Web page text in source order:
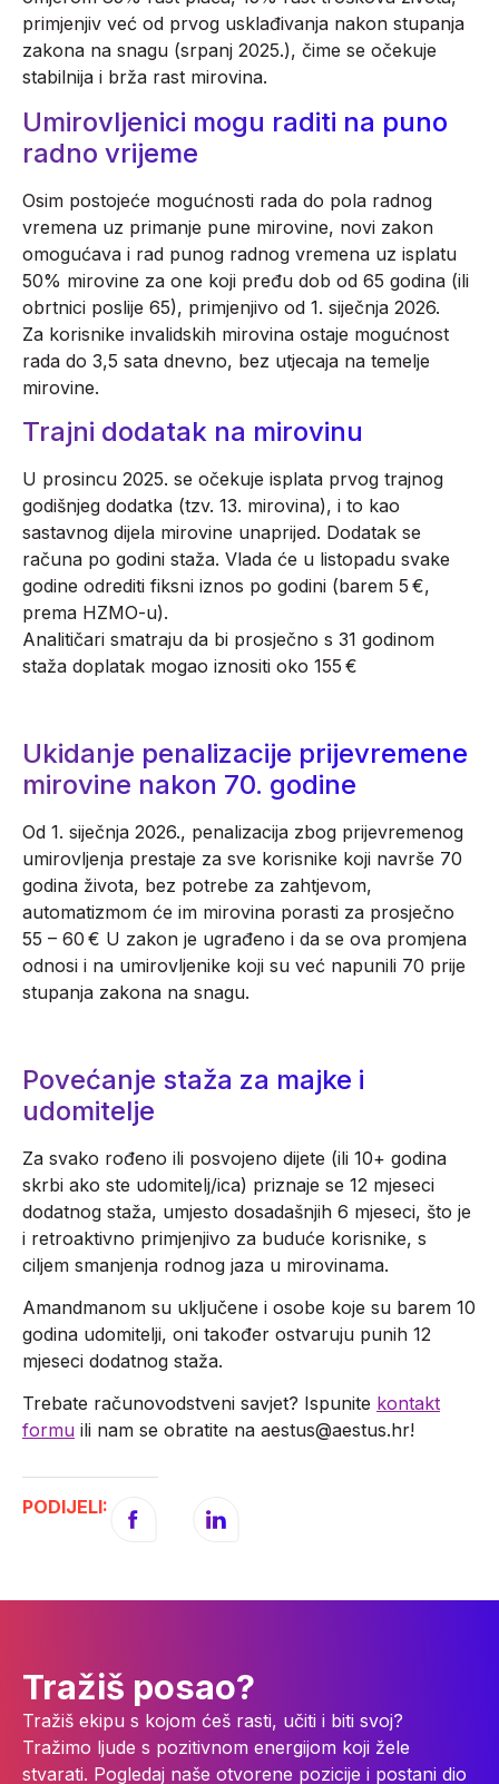
primjenjiv već od prvog usklađivanja nakon stupanja
zakona na snagu (srpanj 2025.), čime se očekuje
stabilnija i brža rast mirovina.
Umirovljenici mogu raditi na puno
radno vrijeme
Osim postojeće mogućnosti rada do pola radnog
vremena uz primanje pune mirovine, novi zakon
omogućava i rad punog radnog vremena uz isplatu
50% mirovine za one koji pređu dob od 65 godina (ili
obrtnici poslije 65), primjenjivo od 1. siječnja 2026.
Za korisnike invalidskih mirovina ostaje mogućnost
rada do 3,5 sata dnevno, bez utjecaja na temelje
mirovine.
Trajni dodatak na mirovinu
U prosincu 2025. se očekuje isplata prvog trajnog
godišnjeg dodatka (tzv. 13. mirovina), i to kao
sastavnog dijela mirovine unaprijed. Dodatak se
računa po godini staža. Vlada će u listopadu svake
godine odrediti fiksni iznos po godini (barem 5 €,
prema HZMO-u).
Analitičari smatraju da bi prosječno s 31 godinom
staža doplatak mogao iznositi oko 155 €
Ukidanje penalizacije prijevremene
mirovine nakon 70. godine
Od 1. siječnja 2026., penalizacija zbog prijevremenog
umirovljenja prestaje za sve korisnike koji navrše 70
godina života, bez potrebe za zahtjevom,
automatizmom će im mirovina porasti za prosječno
55 – 60 € U zakon je ugrađeno i da se ova promjena
odnosi i na umirovljenike koji su već napunili 70 prije
stupanja zakona na snagu.
Povećanje staža za majke i
udomitelje
Za svako rođeno ili posvojeno dijete (ili 10+ godina
skrbi ako ste udomitelj/ica) priznaje se 12 mjeseci
dodatnog staža, umjesto dosadašnjih 6 mjeseci, što je
i retroaktivno primjenjivo za buduće korisnike, s
ciljem smanjenja rodnog jaza u mirovinama.
Amandmanom su uključene i osobe koje su barem 10
godina udomitelji, oni također ostvaruju punih 12
mjeseci dodatnog staža.
Trebate računovodstveni savjet? Ispunite kontakt
formu ili nam se obratite na aestus@aestus.hr!
PODIJELI:
Tražiš posao?
Tražiš ekipu s kojom ćeš rasti, učiti i biti svoj?
Tražimo ljude s pozitivnom energijom koji žele
stvarati. Pogledaj naše otvorene pozicije i postani dio